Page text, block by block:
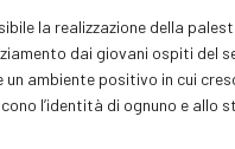
la realizzazione della
dai giovani ospiti del
un ambiente positivo in cui
l’identità di ognuno e allo